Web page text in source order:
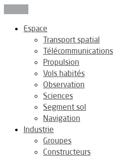
Espace
Transport spatial
Télécommunications
Propulsion
Vols habités
Observation
Sciences
Segment sol
Navigation
Industrie
Groupes
Constructeurs